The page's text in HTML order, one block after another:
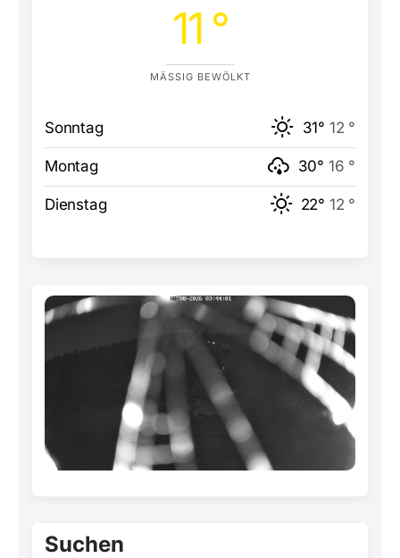
11 °
MÄSSIG BEWÖLKT
Sonntag 31° 12 °
Montag 30° 16 °
Dienstag 22° 12 °
Suchen